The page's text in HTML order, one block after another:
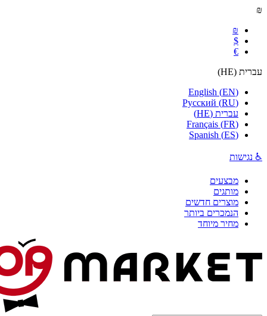
₪
₪
$
€
עברית (
HE
)
English (EN)
Русский (RU)
עברית (
HE
)
Français (FR)
Spanish (ES)
♿ נגישות
מבצעים
מותגים
מוצרים חדשים
הנמכרים ביותר
מחיר מיוחד